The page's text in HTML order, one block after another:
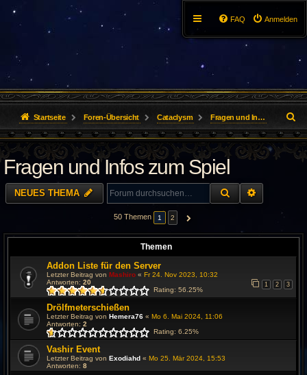
Anmelden
FAQ
Startseite Foren-Übersicht Cataclysm Fragen und Infos zum Spiel
u
c
Fragen und Infos zum Spiel
NEUES THEMA SUCHE
50 Themen 1 2 NÄCHSTE
Themen
Addon Liste für den Server
Letzter Beitrag von Mashiro « Fr 24. Nov 2023, 10:32
Antworten: 20 1 2 3
Rating: 56.25%
Drölfmeterschießen
Letzter Beitrag von Hemera76 « Mo 6. Mai 2024, 11:06
Antworten: 2
Rating: 6.25%
Vashir Event
Letzter Beitrag von Exodiahd « Mo 25. Mär 2024, 15:53
Antworten: 8